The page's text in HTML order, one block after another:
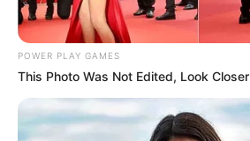
POWER PLAY GAMES
This Photo Was Not Edited, Look Closer